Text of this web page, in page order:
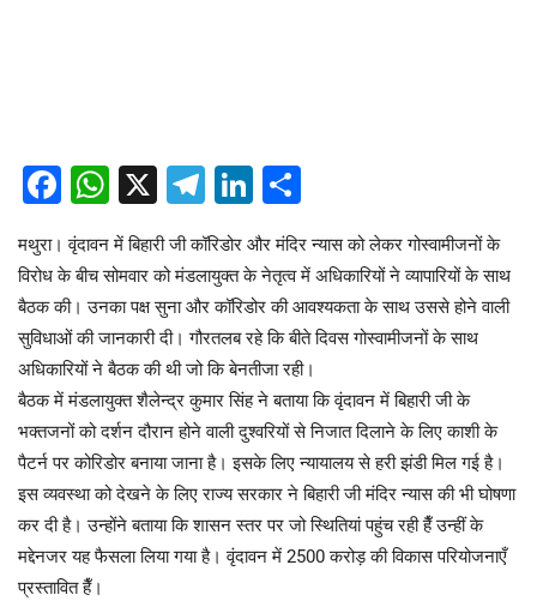
Facebook
WhatsApp
X Telegram
LinkedIn
मथुरा। वृंदावन में बिहारी जी कॉरिडोर और मंदिर न्यास को लेकर गोस्वामीजनों के
विरोध के बीच सोमवार को मंडलायुक्त के नेतृत्व में अधिकारियों ने व्यापारियों के साथ
बैठक की। उनका पक्ष सुना और कॉरिडोर की आवश्यकता के साथ उससे होने वाली
सुविधाओं की जानकारी दी। गौरतलब रहे कि बीते दिवस गोस्वामीजनों के साथ
अधिकारियों ने बैठक की थी जो कि बेनतीजा रही।
बैठक में मंडलायुक्त शैलेन्द्र कुमार सिंह ने बताया कि वृंदावन में बिहारी जी के
भक्तजनों को दर्शन दौरान होने वाली दुश्वरियों से निजात दिलाने के लिए काशी के
पैटर्न पर कोरिडोर बनाया जाना है। इसके लिए न्यायालय से हरी झंडी मिल गई है।
इस व्यवस्था को देखने के लिए राज्य सरकार ने बिहारी जी मंदिर न्यास की भी घोषणा
कर दी है। उन्होंने बताया कि शासन स्तर पर जो स्थितियां पहुंच रही हैँ उन्हीं के
मद्देनजर यह फैसला लिया गया है। वृंदावन में 2500 करोड़ की विकास परियोजनाएँ
प्रस्तावित हैँ।